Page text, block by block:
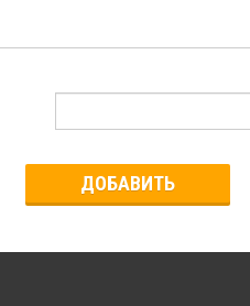
ДОБАВИТЬ